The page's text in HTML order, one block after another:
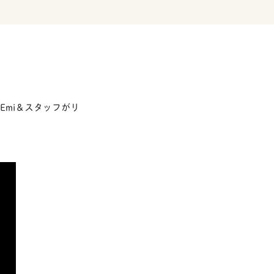
＆スタッフがリ